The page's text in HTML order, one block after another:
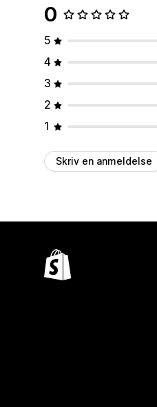
0
5
4
3
2
1
Skriv en anmeldelse